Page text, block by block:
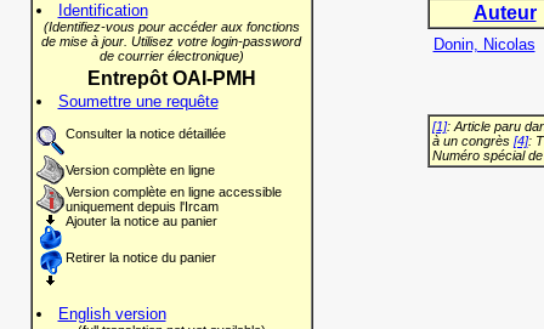
Identification
(Identifiez-vous pour accéder aux fonctions
de mise à jour. Utilisez votre login-password
de courrier électronique)
Entrepôt OAI-PMH
Soumettre une requête
Consulter la notice détaillée
Version complète en ligne
Version complète en ligne accessible
uniquement depuis l'Ircam
Ajouter la notice au panier
Retirer la notice du panier
English version
Auteur
Donin, Nicolas
[1]: Article paru
à un congrès [4]:
Numéro spécial